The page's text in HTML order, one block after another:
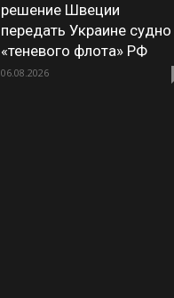
решение Швеции
передать Украине судно
«теневого флота» РФ
06.08.2026